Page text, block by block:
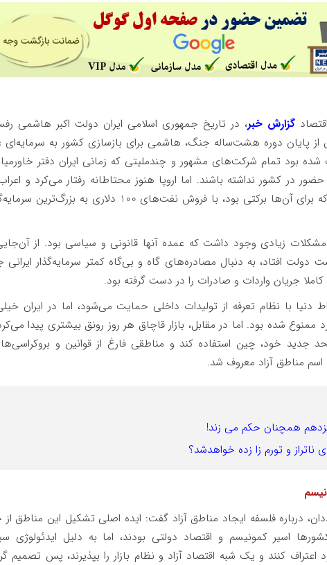
گزارش خبر، در تاریخ جمهوری اسلامی ایران دولت اکبر هاشمی
پایان دوره هشت‌ساله جنگ، هاشمی برای بازسازی کشور به سرمایه‌ای
بود تمام شرکت‌های مشهور و چندملیتی که زمانی ایران دفتر
در کشور نداشته باشند. اما اروپا هنوز محتاطانه رفتار می‌کرد و
واسطه جنگ ایران و عراق که برای آن‌ها برکتی بود، با فروش نفت‌های
زیادی وجود داشت که عمده آنها قانونی و سیاسی بود. از آن‌جایی
دولت افتاد، به دنبال مصادره‌های گاه و بی‌گاه کمتر سرمایه‌گذار
جریان واردات و صادرات را در دست گرفته بود.
دنیا با نظام تعرفه از تولیدات داخلی حمایت می‌شود، اما در ایران
ممنوع شده بود. اما در مقابل، بازار قاچاق هر روز رونق بیشتری پیدا
جدید خود، چین استفاده کند و مناطقی فارغ از قوانین و
مناطق آزاد معروف شد.
همچنان حکم می زند!
و تورم زا زده خواهدشد؟
درباره فلسفه ایجاد مناطق آزاد گفت: ایده اصلی تشکیل این مناطق
اسیر کمونیسم و اقتصاد دولتی بودند، اما به دلیل ایدئولوژی
اعتراف کنند و یک شبه اقتصاد آزاد و نظام بازار را بپذیرند، پس تصمیم